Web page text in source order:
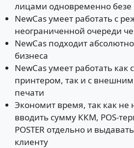
лицами одновременно
NewCas умеет работать с
неограниченной очереди
NewCas подходит
бизнеса
NewCas умеет работать как
принтером, так и с
печати
Экономит время, так как
вводить сумму ККМ, POS-
POSTER отдельно и
клиенту